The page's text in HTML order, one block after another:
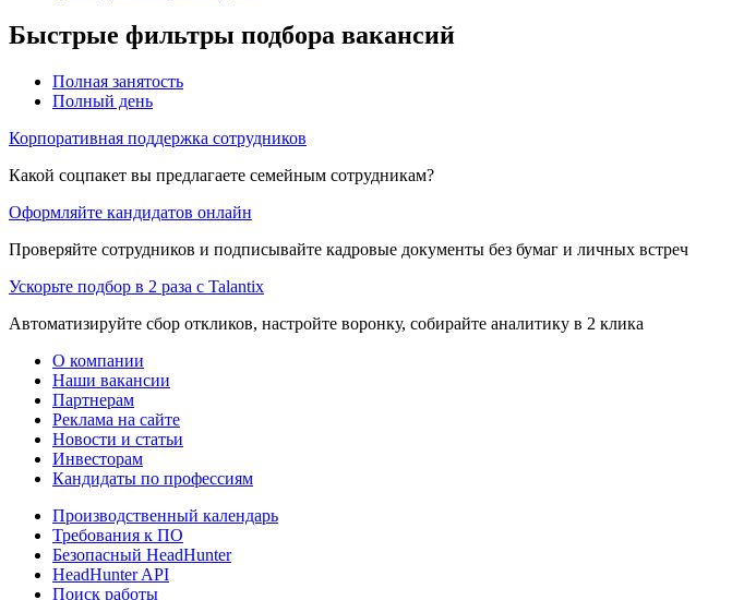
Быстрые фильтры подбора вакансий
Полная занятость
Полный день
Корпоративная поддержка сотрудников
Какой соцпакет вы предлагаете семейным сотрудникам?
Оформляйте кандидатов онлайн
Проверяйте сотрудников и подписывайте кадровые документы без бумаг и личных встреч
Ускорьте подбор в 2 раза с Talantix
Автоматизируйте сбор откликов, настройте воронку, собирайте аналитику в 2 клика
О компании
Наши вакансии
Партнерам
Реклама на сайте
Новости и статьи
Инвесторам
Кандидаты по профессиям
Производственный календарь
Требования к ПО
Безопасный HeadHunter
HeadHunter API
Поиск работы